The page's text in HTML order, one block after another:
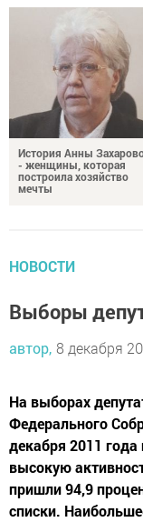
История Анны
- женщины, которая
построила хозяйство
мечты
НОВОСТИ
Выборы
автор, 8 декабря
На выборах
Федерального
декабря 2011
высокую
пришли 94,9
списки.